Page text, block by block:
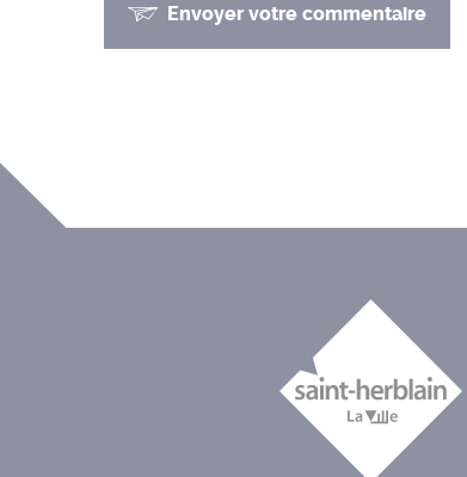
Envoyer votre commentaire